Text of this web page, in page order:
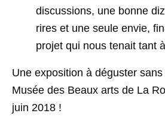
discussions, une bonne
rires et une seule envie,
projet qui nous tenait tant
Une exposition à déguster
Musée des Beaux arts de La
juin 2018 !